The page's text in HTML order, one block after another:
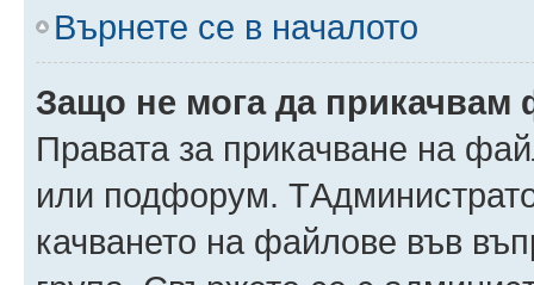
Върнете се в началото
Защо не мога да прикачвам
Правата за прикачване на
или подфорум.
качването на файлове във